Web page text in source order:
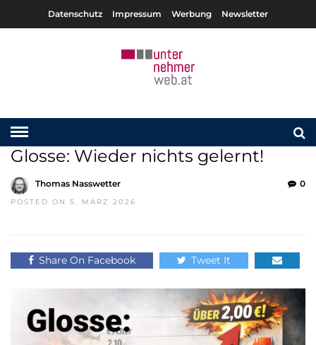
Datenschutz Impressum Werbung Newsletter
Glosse: Wieder nichts gelernt!
Thomas Nasswetter
POSTED ON 5. MÄRZ 2026
0
Share On Facebook Tweet It